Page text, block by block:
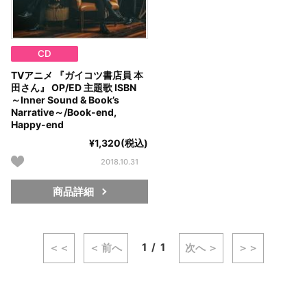
CD
TVアニメ 『ガイコツ書店員 本
田さん』 OP/ED 主題歌 ISBN
～Inner Sound & Book’s
Narrative～/Book-end,
Happy-end
¥1,320(税込)
2018.10.31
商品詳細
＜＜ ＜ 前へ 1 1 次へ ＞ ＞＞